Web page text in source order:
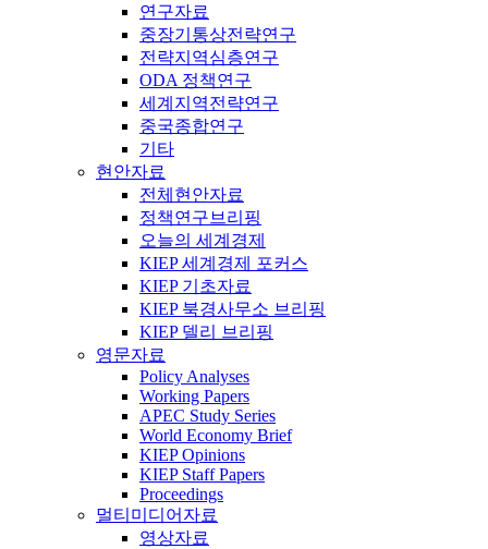
연구자료
중장기통상전략연구
전략지역심층연구
ODA 정책연구
세계지역전략연구
중국종합연구
기타
현안자료
전체현안자료
정책연구브리핑
오늘의 세계경제
KIEP 세계경제 포커스
KIEP 기초자료
KIEP 북경사무소 브리핑
KIEP 델리 브리핑
영문자료
Policy Analyses
Working Papers
APEC Study Series
World Economy Brief
KIEP Opinions
KIEP Staff Papers
Proceedings
멀티미디어자료
영상자료